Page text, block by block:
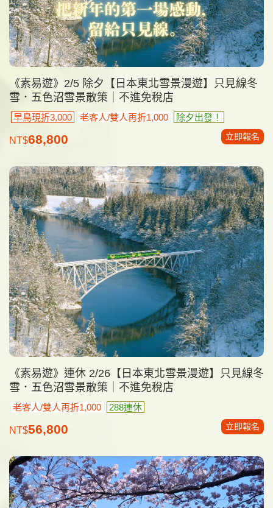
《素易遊》2/5 除夕【日本東北雪景漫遊】只見線冬
雪．五色沼雪景散策｜不進免稅店
早鳥現折3,000 老客人/雙人再折1,000 除夕出發！
NT$68,800 立即報名
《素易遊》連休 2/26【日本東北雪景漫遊】只見線冬
雪．五色沼雪景散策｜不進免稅店
老客人/雙人再折1,000 288連休
NT$56,800 立即報名